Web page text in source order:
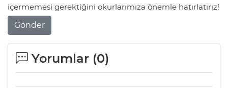
içermemesi gerektiğini okurlarımıza önemle hatırlatırız!
Gönder
Yorumlar (0)